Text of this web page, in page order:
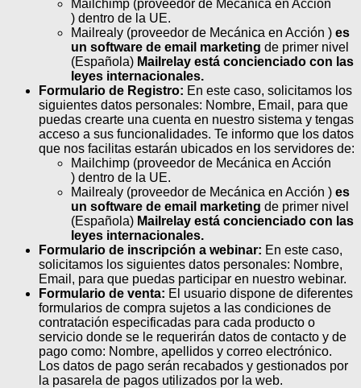
Mailchimp (proveedor de Mecánica en Acción
) dentro de la UE.
Mailrealy (proveedor de Mecánica en Acción ) es
un software de email marketing de primer nivel
(Española) Mailrelay está concienciado con las
leyes internacionales.
Formulario de Registro: En este caso, solicitamos los
siguientes datos personales: Nombre, Email, para que
puedas crearte una cuenta en nuestro sistema y tengas
acceso a sus funcionalidades. Te informo que los datos
que nos facilitas estarán ubicados en los servidores de:
Mailchimp (proveedor de Mecánica en Acción
) dentro de la UE.
Mailrealy (proveedor de Mecánica en Acción ) es
un software de email marketing de primer nivel
(Española) Mailrelay está concienciado con las
leyes internacionales.
Formulario de inscripción a webinar: En este caso,
solicitamos los siguientes datos personales: Nombre,
Email, para que puedas participar en nuestro webinar.
Formulario de venta: El usuario dispone de diferentes
formularios de compra sujetos a las condiciones de
contratación especificadas para cada producto o
servicio donde se le requerirán datos de contacto y de
pago como: Nombre, apellidos y correo electrónico.
Los datos de pago serán recabados y gestionados por
la pasarela de pagos utilizados por la web.